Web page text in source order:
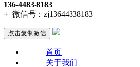
136-4483-8183
+ 微信号： zj13644838183
点击复制微信
首页
关于我们